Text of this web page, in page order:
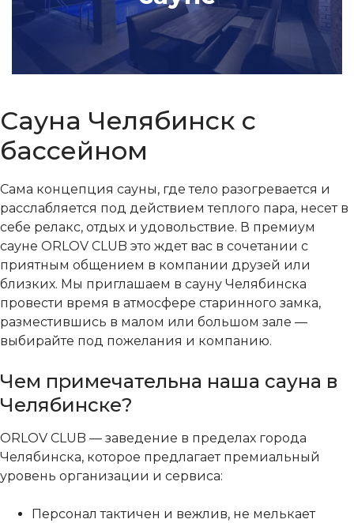
Сауна Челябинск с
бассейном
Сама концепция сауны, где тело разогревается и
расслабляется под действием теплого пара, несет в
себе релакс, отдых и удовольствие. В премиум
сауне ORLOV CLUB это ждет вас в сочетании с
приятным общением в компании друзей или
близких. Мы приглашаем в сауну Челябинска
провести время в атмосфере старинного замка,
разместившись в малом или большом зале —
выбирайте под пожелания и компанию.
Чем примечательна наша сауна в
Челябинске?
ORLOV CLUB — заведение в пределах города
Челябинска, которое предлагает премиальный
уровень организации и сервиса:
Персонал тактичен и вежлив, не мелькает